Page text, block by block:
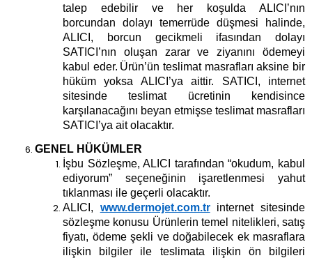
talep edebilir ve her koşulda ALICI’nın
borcundan dolayı temerrüde düşmesi halinde,
ALICI, borcun gecikmeli ifasından dolayı
SATICI’nın oluşan zarar ve ziyanını ödemeyi
kabul eder. Ürün’ün teslimat masrafları aksine bir
hüküm yoksa ALICI’ya aittir. SATICI, internet
sitesinde teslimat ücretinin kendisince
karşılanacağını beyan etmişse teslimat masrafları
SATICI’ya ait olacaktır.
GENEL HÜKÜMLER
İşbu Sözleşme, ALICI tarafından “okudum, kabul
ediyorum” seçeneğinin işaretlenmesi yahut
tıklanması ile geçerli olacaktır.
ALICI, www.dermojet.com.trinternet sitesinde
sözleşme konusu Ürünlerin temel nitelikleri, satış
fiyatı, ödeme şekli ve doğabilecek ek masraflara
ilişkin bilgiler ile teslimata ilişkin ön bilgileri